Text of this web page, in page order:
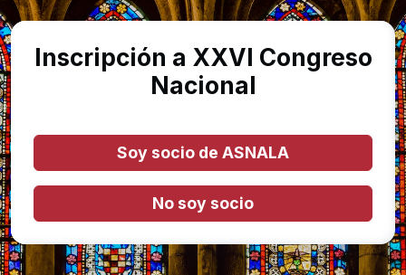
Inscripción a XXVI Congreso
Nacional
Soy socio de ASNALA